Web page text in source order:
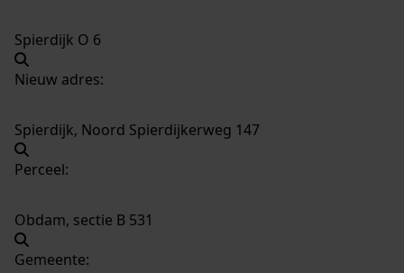
Spierdijk O 6
Nieuw adres:
Spierdijk, Noord Spierdijkerweg 147
Perceel:
Obdam, sectie B 531
Gemeente: